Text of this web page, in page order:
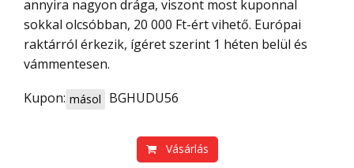
annyira nagyon drága, viszont most kuponnal
sokkal olcsóbban, 20 000 Ft-ért vihető. Európai
raktárról érkezik, ígéret szerint 1 héten belül és
vámmentesen.
Kupon: másol BGHUDU56
Vásárlás